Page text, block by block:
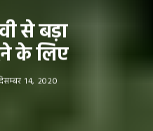
से बड़ा
के लिए
14, 2020